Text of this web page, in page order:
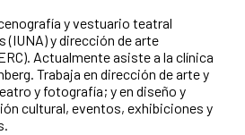
y vestuario teatral
(IUNA) y dirección de arte
Actualmente asiste a la clínica
Trabaja en dirección de arte y
y fotografía; y en diseño y
cultural, eventos, exhibiciones y